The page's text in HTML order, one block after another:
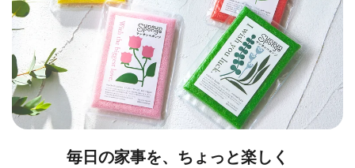
毎日の家事を、ちょっと楽しく